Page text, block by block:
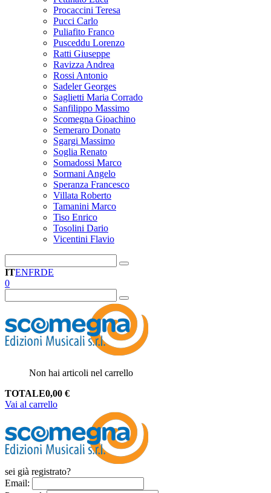
Procaccini Teresa
Pucci Carlo
Puliafito Franco
Pusceddu Lorenzo
Ratti Giuseppe
Ravizza Andrea
Rossi Antonio
Sadeler Georges
Saglietti Maria Corrado
Sanfilippo Massimo
Scomegna Gioachino
Semeraro Donato
Sgargi Massimo
Soglia Renato
Somadossi Marco
Sormani Angelo
Speranza Francesco
Villata Roberto
Tamanini Marco
Tiso Enrico
Tosolini Dario
Vicentini Flavio
ITENFRDE
0
Non hai articoli nel carrello
TOTALE0,00 €
Vai al carrello
sei già registrato?
Email: